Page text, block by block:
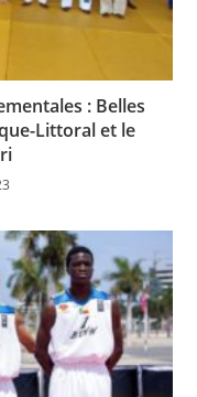
: Belles
Littoral et le